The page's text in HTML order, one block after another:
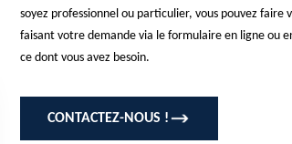
soyez professionnel ou particulier, vous pouvez
faisant votre demande via le formulaire en ligne ou
ce dont vous avez besoin.
CONTACTEZ-NOUS !